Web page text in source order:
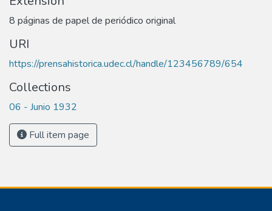
8 páginas de papel de periódico original
URI
https://prensahistorica.udec.cl/handle/123456789/654
Collections
06 - Junio 1932
Full item page